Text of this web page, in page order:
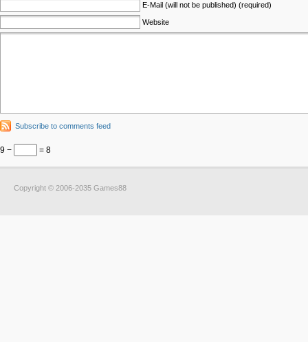
E-Mail (will not be published) (required)
Website
Subscribe to comments feed
9 − = 8
Copyright © 2006-2035 Games88